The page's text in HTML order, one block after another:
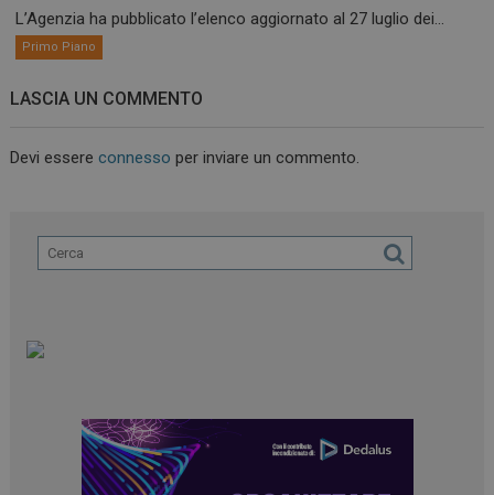
L’Agenzia ha pubblicato l’elenco aggiornato al 27 luglio dei...
Primo Piano
LASCIA UN COMMENTO
Devi essereconnesso per inviare un commento.